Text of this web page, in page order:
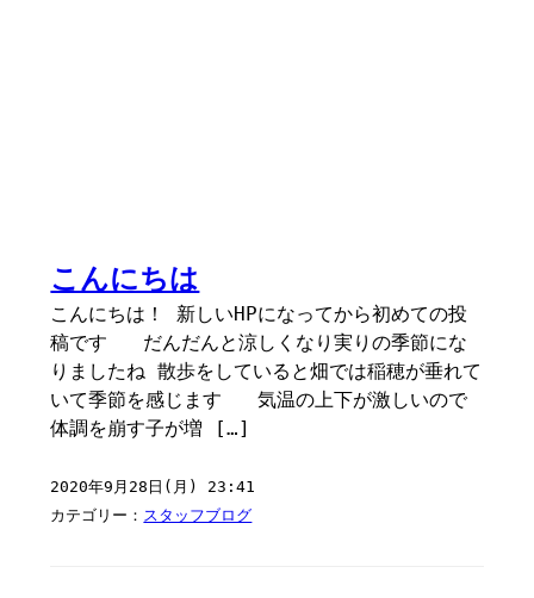
こんにちは
こんにちは！ 新しいHPになってから初めての投
稿です だんだんと涼しくなり実りの季節にな
りましたね 散歩をしていると畑では稲穂が垂れて
いて季節を感じます 気温の上下が激しいので
体調を崩す子が増 […]
2020年9月28日(月) 23:41
カテゴリー： スタッフブログ